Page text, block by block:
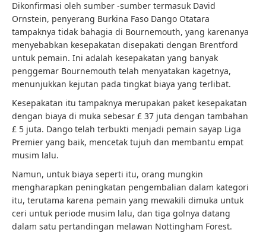
Dikonfirmasi oleh sumber -sumber termasuk David
Ornstein, penyerang Burkina Faso Dango Otatara
tampaknya tidak bahagia di Bournemouth, yang karenanya
menyebabkan kesepakatan disepakati dengan Brentford
untuk pemain. Ini adalah kesepakatan yang banyak
penggemar Bournemouth telah menyatakan kagetnya,
menunjukkan kejutan pada tingkat biaya yang terlibat.
Kesepakatan itu tampaknya merupakan paket kesepakatan
dengan biaya di muka sebesar £ 37 juta dengan tambahan
£ 5 juta. Dango telah terbukti menjadi pemain sayap Liga
Premier yang baik, mencetak tujuh dan membantu empat
musim lalu.
Namun, untuk biaya seperti itu, orang mungkin
mengharapkan peningkatan pengembalian dalam kategori
itu, terutama karena pemain yang mewakili dimuka untuk
ceri untuk periode musim lalu, dan tiga golnya datang
dalam satu pertandingan melawan Nottingham Forest.